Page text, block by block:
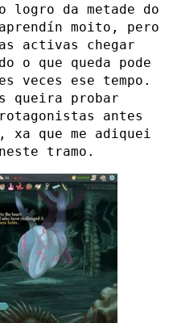
da metade do
moito, pero
activas chegar
o que queda pode
veces ese tempo.
queira probar
antes
que me adiquei
tramo.